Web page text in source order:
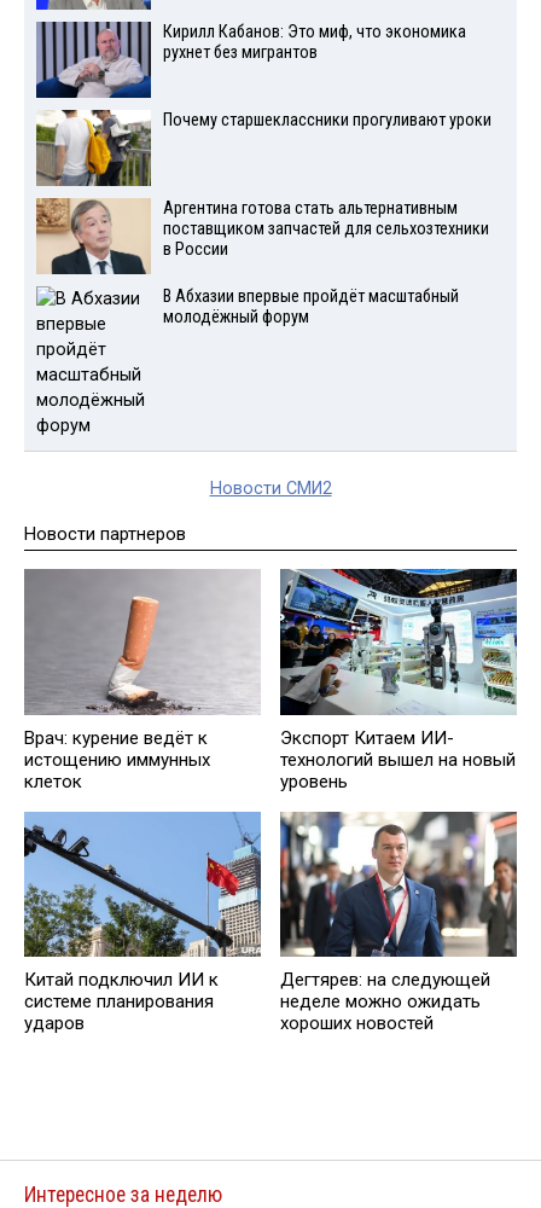
Кирилл Кабанов: Это миф, что экономика
рухнет без мигрантов
Почему старшеклассники прогуливают уроки
Аргентина готова стать альтернативным
поставщиком запчастей для сельхозтехники
в России
В Абхазии впервые пройдёт масштабный
молодёжный форум
Новости СМИ2
Новости партнеров
Врач: курение ведёт к
истощению иммунных
клеток
Экспорт Китаем ИИ-
технологий вышел на новый
уровень
Китай подключил ИИ к
системе планирования
ударов
Дегтярев: на следующей
неделе можно ожидать
хороших новостей
Интересное за неделю